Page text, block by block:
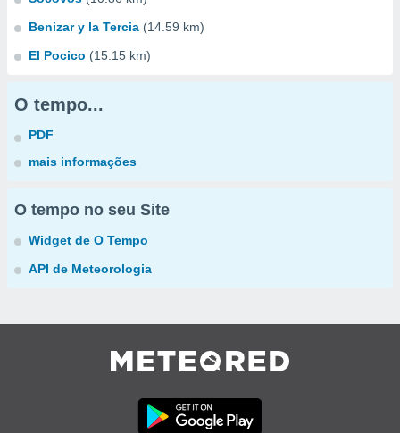
Benizar y la Tercia (14.59 km)
El Pocico (15.15 km)
O tempo...
PDF
mais informações
O tempo no seu Site
Widget de O Tempo
API de Meteorologia